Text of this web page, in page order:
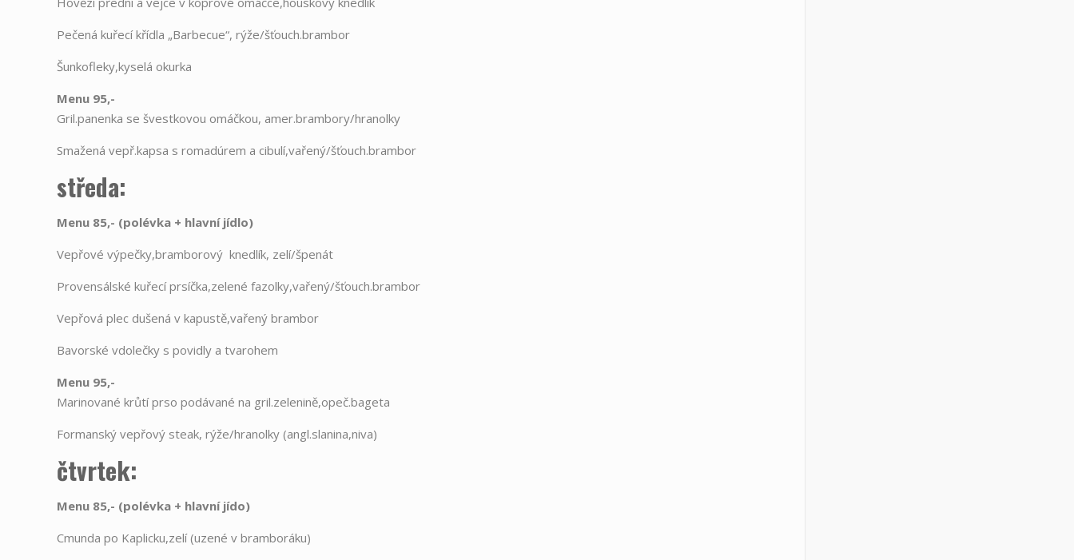
Pečená kuřecí křídla „Barbecue“, rýže/šťouch.brambor
Šunkofleky,kyselá okurka
Menu 95,-
Gril.panenka se švestkovou omáčkou, amer.brambory/hranolky
Smažená vepř.kapsa s romadúrem a cibulí,vařený/šťouch.brambor
středa:
Menu 85,- (polévka + hlavní jídlo)
Vepřové výpečky,bramborový knedlík, zelí/špenát
Provensálské kuřecí prsíčka,zelené fazolky,vařený/šťouch.brambor
Vepřová plec dušená v kapustě,vařený brambor
Bavorské vdolečky s povidly a tvarohem
Menu 95,-
Marinované krůtí prso podávané na gril.zelenině,opeč.bageta
Formanský vepřový steak, rýže/hranolky (angl.slanina,niva)
čtvrtek:
Menu 85,- (polévka + hlavní jído)
Cmunda po Kaplicku,zelí (uzené v bramboráku)